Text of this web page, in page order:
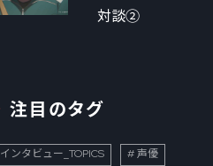
対談②
注目のタグ
インタビュー_TOPICS 声優